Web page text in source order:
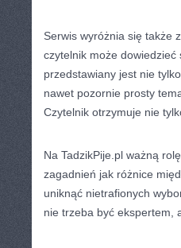
Serwis wyróżnia się także
czytelnik może dowiedzieć
przedstawiany jest nie
nawet pozornie prosty
Czytelnik otrzymuje nie
Na TadzikPije.pl ważną
zagadnień jak różnice
uniknąć nietrafionych
nie trzeba być ekspertem,